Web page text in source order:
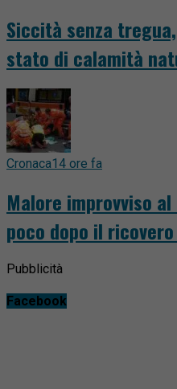
Siccità senza
stato di calamità
Cronaca14 ore fa
Malore improvviso
poco dopo il
Pubblicità
Facebook